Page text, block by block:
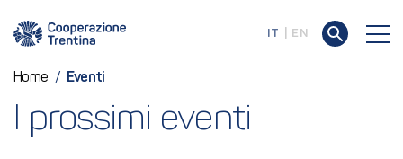
IT EN
Home / Eventi
I prossimi eventi